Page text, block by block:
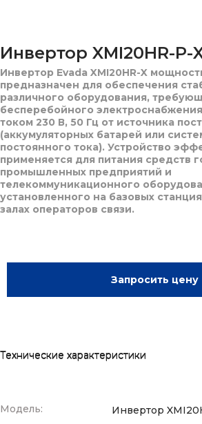
Инвертор XMI20HR-P-
Инвертор Evada XMI20HR-X
предназначен для обеспечения
различного оборудования,
бесперебойного
током 230 В, 50 Гц от источника
(аккумуляторных батарей или
постоянного тока). Устройство
применяется для питания средств
промышленных предприятий и
телекоммуникационного
установленного на базовых
залах операторов связи.
Запросить цену
Технические характеристики
Модель: Инвертор